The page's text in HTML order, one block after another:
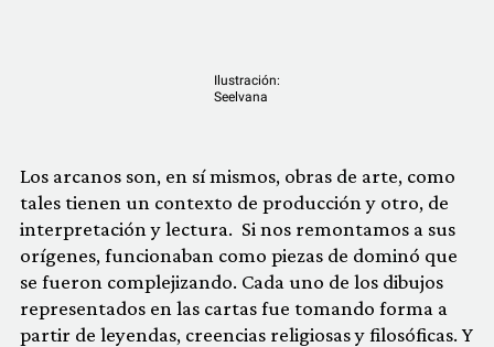
Ilustración:
Seelvana
Los arcanos son, en sí mismos, obras de arte, como
tales tienen un contexto de producción y otro, de
interpretación y lectura. Si nos remontamos a sus
orígenes, funcionaban como piezas de dominó que
se fueron complejizando. Cada uno de los dibujos
representados en las cartas fue tomando forma a
partir de leyendas, creencias religiosas y filosóficas. Y